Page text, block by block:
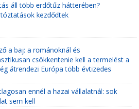
áll több erdőtűz hátterében?
kezdődtek
a baj: a románoknál és
csökkentenie kell a termelést a
átrendezi Európa több évtizedes
ennél a hazai vállalatnál: sok
sem kell